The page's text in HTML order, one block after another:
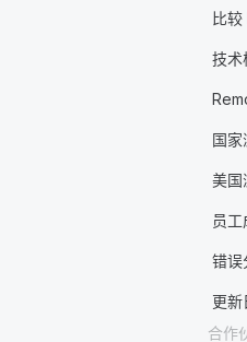
比
技术
国家
美国
员
错误
更新
合作